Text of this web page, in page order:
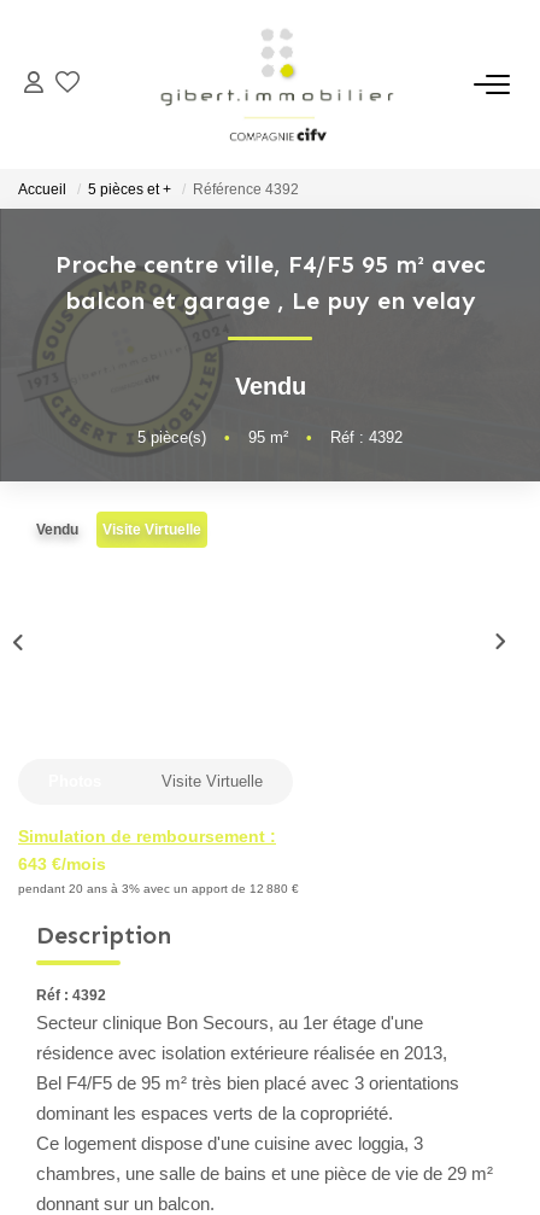
ACHETER
Maisons
Locaux Professionnels
Parkings
Immeubles
Terrains
Newsletters
Nous Rejoindre
CONTACT
Accueil 5 pièces et + Référence 4392
Proche centre ville, F4/F5 95 m² avec
balcon et garage , Le puy en velay
Vendu
5 pièce(s) • 95 m² • Réf : 4392
Vendu Visite Virtuelle
Simulation de remboursement :
643 €/mois
pendant 20 ans à 3% avec un apport de 12 880 €
Visite Virtuelle
Description
Réf : 4392
Secteur clinique Bon Secours, au 1er étage d'une
résidence avec isolation extérieure réalisée en 2013,
Bel F4/F5 de 95 m² très bien placé avec 3 orientations
dominant les espaces verts de la copropriété.
Ce logement dispose d'une cuisine avec loggia, 3
chambres, une salle de bains et une pièce de vie de 29 m²
donnant sur un balcon.